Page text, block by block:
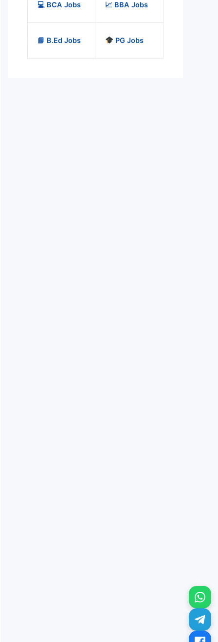
💻 BCA Jobs 📈 BBA Jobs
📘 B.Ed Jobs PG Jobs